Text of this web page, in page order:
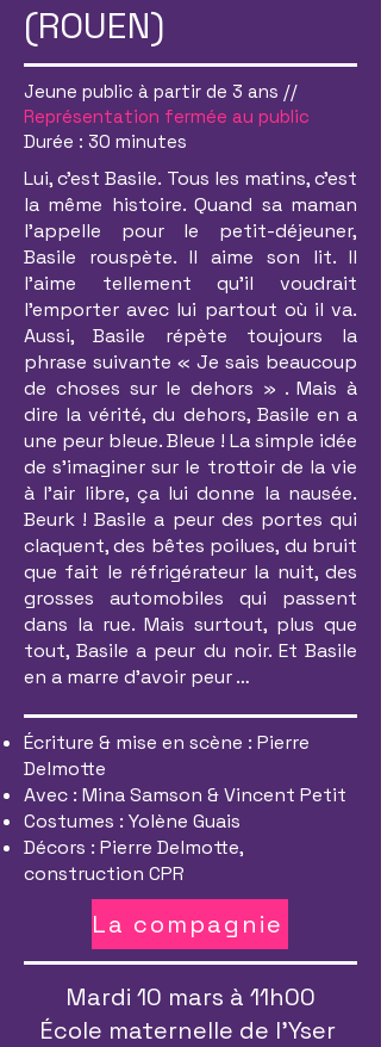
(ROUEN)
Jeune public à partir de 3 ans //
Représentation fermée au public
Durée : 30 minutes
Lui, c’est Basile. Tous les matins, c’est
la même histoire. Quand sa maman
l’appelle pour le petit-déjeuner,
Basile rouspète. Il aime son lit. Il
l’aime tellement qu’il voudrait
l’emporter avec lui partout où il va.
Aussi, Basile répète toujours la
phrase suivante « Je sais beaucoup
de choses sur le dehors » . Mais à
dire la vérité, du dehors, Basile en a
une peur bleue. Bleue ! La simple idée
de s’imaginer sur le trottoir de la vie
à l’air libre, ça lui donne la nausée.
Beurk ! Basile a peur des portes qui
claquent, des bêtes poilues, du bruit
que fait le réfrigérateur la nuit, des
grosses automobiles qui passent
dans la rue. Mais surtout, plus que
tout, Basile a peur du noir. Et Basile
en a marre d’avoir peur …
Écriture & mise en scène : Pierre
Delmotte
Avec : Mina Samson & Vincent Petit
Costumes : Yolène Guais
Décors : Pierre Delmotte,
construction CPR
La compagnie
Mardi 10 mars à 11h00
École maternelle de l'Yser